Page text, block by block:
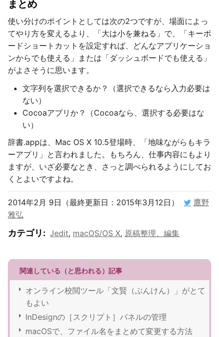
まとめ
使い分けのポイントとしては次の2つですが、場面によっ
てやり方を変えるより、「大は小を兼ねる」で、「キーボ
ードショートカットを設定すれば、どんなアプリケーショ
ンからでも使える」または「ダッシュボードでも使える」
がよさそうに思います。
文字列を選択できるか？（選択できるなら入力必要は
ない）
Cocoaアプリか？（Cocoaなら、選択する必要はな
い）
辞書.appは、Mac OS X 10.5登場時、「地味ながらもキラ
ーアプリ」と言われました。もちろん、仕事内容にもより
ますが、いざ必要なとき、さっと調べられるようにしてお
くとよいですよね。
2014年2月 9日（最終更新日：2015年3月12日）
鷹野
雅弘
カテゴリ : Jedit, macOS/OS X, 原稿整理、編集
関連している（と思われる）記事
オンライン校閲ツール「文賢（ぶんけん）」がとて
もよい
InDesignの［スクリプト］パネルの管理
macOSで、ファイル名をまとめて変更する方法